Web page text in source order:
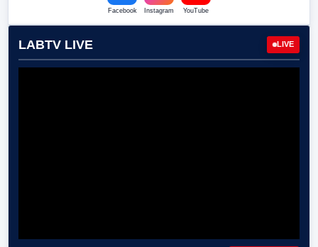
Facebook Instagram YouTube
LABTV LIVE LIVE